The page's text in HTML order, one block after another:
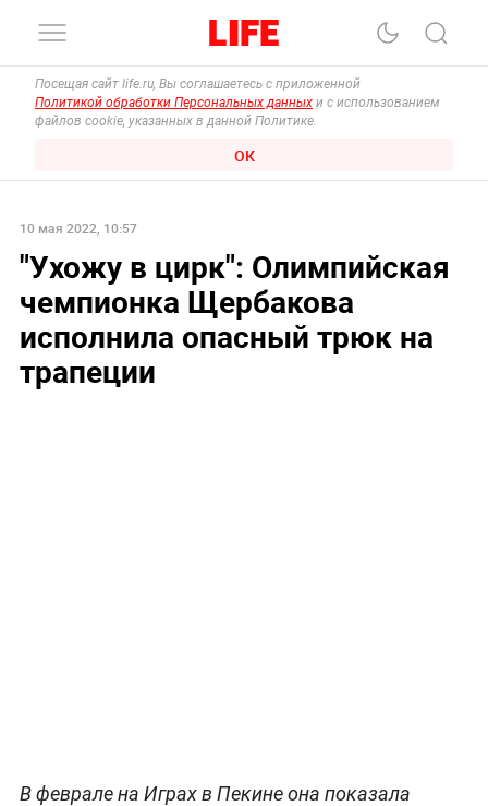
Посещая сайт life.ru, Вы соглашаетесь с приложенной
Политикой обработки Персональных данных и с использованием
файлов cookie, указанных в данной Политике.
ОК
10 мая 2022, 10:57
"Ухожу в цирк": Олимпийская
чемпионка Щербакова
исполнила опасный трюк на
трапеции
В феврале на Играх в Пекине она показала